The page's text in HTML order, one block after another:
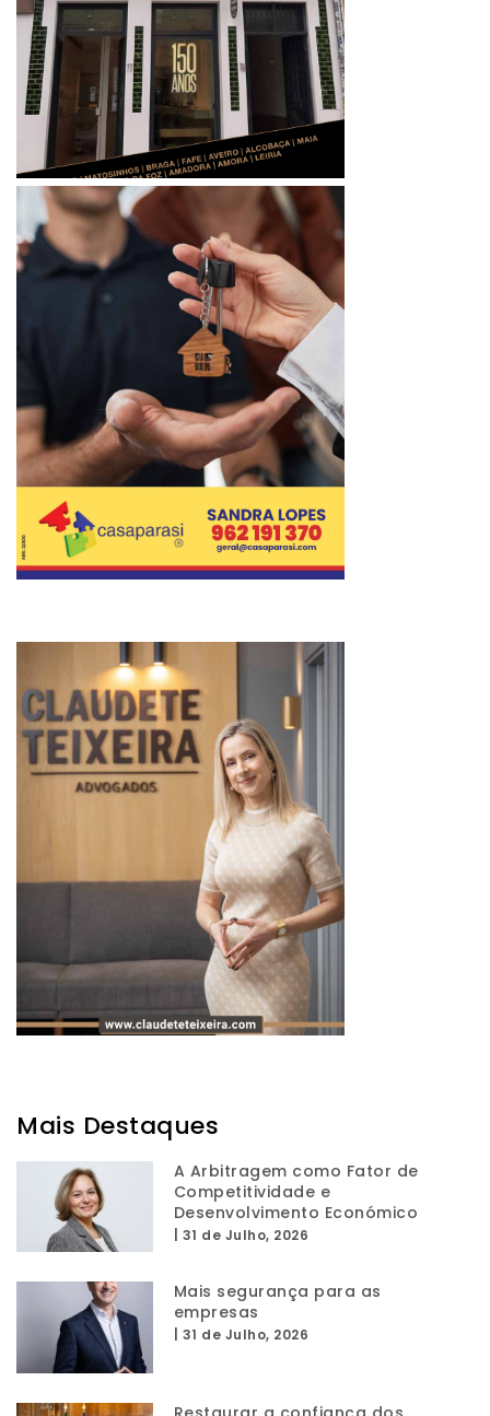
Mais Destaques
A Arbitragem como Fator de
Competitividade e
Desenvolvimento Económico
31 de Julho, 2026
Mais segurança para as
empresas
31 de Julho, 2026